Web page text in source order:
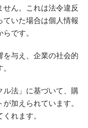
ん。これは法令違反
ていた場合は個人情報
です。
を与え、企業の社会的
ル法」に基づいて、購
加えられています。
れます。